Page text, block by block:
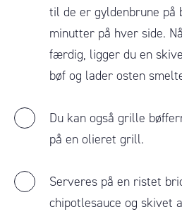
til de er gyldenbrune på
minutter på hver side.
færdig, ligger du en
bøf og lader osten
Du kan også grille
på en olieret grill.
Serveres på en ristet
chipotlesauce og skivet